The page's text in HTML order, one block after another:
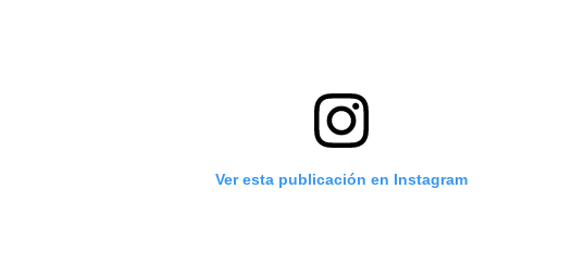
Ver esta publicación en Instagram